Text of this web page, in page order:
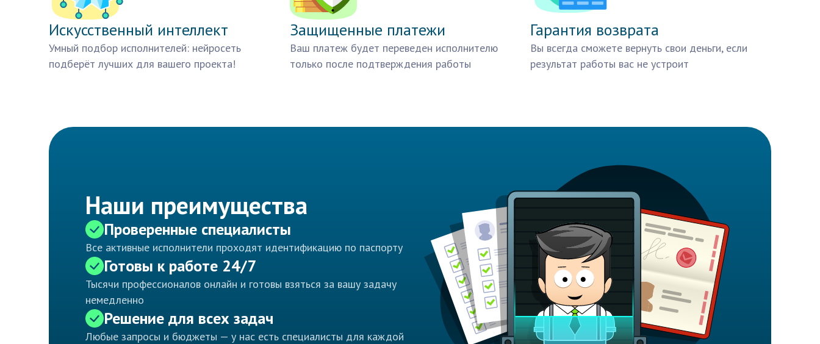
Искусственный интеллект
Умный подбор исполнителей: нейросеть
подберёт лучших для вашего проекта!
Защищенные платежи
Ваш платеж будет переведен исполнителю
только после подтверждения работы
Гарантия возврата
Вы всегда сможете вернуть свои деньги, если
результат работы вас не устроит
Наши преимущества
Проверенные специалисты
Все активные исполнители проходят идентификацию по паспорту
Готовы к работе 24/7
Тысячи профессионалов онлайн и готовы взяться за вашу задачу
немедленно
Решение для всех задач
Любые запросы и бюджеты — у нас есть специалисты для каждой